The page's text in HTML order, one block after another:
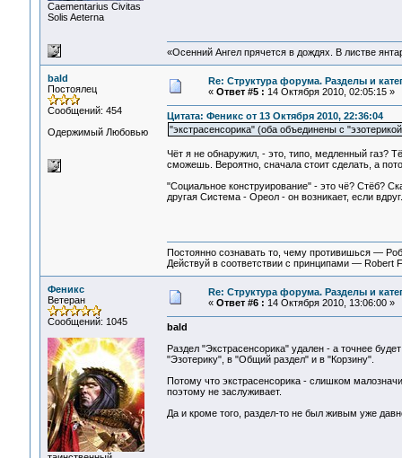
Сaementarius Civitas
Solis Aeterna
«Осенний Ангел прячется в дождях. В листве
bald
Постоялец
Сообщений: 454
Одержимый Любовью
Re: Структура форума. Разделы и
« Ответ #5 : 14 Октября 2010, 02:05:15 »
Цитата: Феникс от 13 Октября 2010, 22:36:04
"экстрасенсорика" (оба объединены с
Чёт я не обнаружил, - это, типо, медленный газ?
сможешь. Вероятно, сначала стоит сделать, а
"Социальное конструирование" - это чё? Стёб?
другая Система - Ореол - он возникает, если
Постоянно сознавать то, чему противишься —
Действуй в соответствии с принципами — Robert
Феникс
Ветеран
Сообщений: 1045
Re: Структура форума. Разделы и
« Ответ #6 : 14 Октября 2010, 13:06:00 »
bald
Раздел "Экстрасенсорика" удален - а точнее
"Эзотерику", в "Общий раздел" и в "Корзину".
Потому что экстрасенсорика - слишком
поэтому не заслуживает.
Да и кроме того, раздел-то не был живым уже